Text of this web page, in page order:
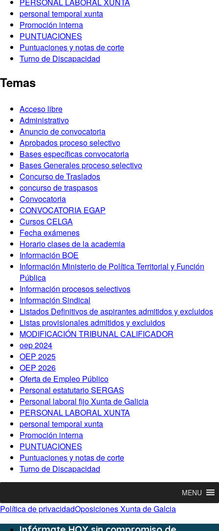
personal temporal xunta
Promoción interna
PUNTUACIONES
Puntuaciones y notas de corte
Turno de Discapacidad
Temas
Acceso libre
Administrativo
Anuncio de convocatoria
Aprobados proceso selectivo
Bases específicas convocatoria
Bases Generales proceso selectivo
Concurso de Traslados
concurso de traspasos
Convocatoria
CONVOCATORIA EGAP
Cursos CELGA
Fecha exámenes
Horario clases de la academia
Información BOE
Información Ministerio de Política Territorial y Función
Pública
Información procesos selectivos
Información Sindical
Listados Definitivos de aspirantes admitidos y excluidos
Listas provisionales admitidos y excluidos
MODIFICACIÓN TRIBUNAL CALIFICADOR
oep 2024
OEP 2025
OEP 2026
Oferta de Empleo Público
Personal estatutario SERGAS
Personal laboral fijo Xunta de Galicia
PERSONAL LABORAL XUNTA
personal temporal xunta
Promoción interna
PUNTUACIONES
Puntuaciones y notas de corte
Turno de Discapacidad
MENU
Política de privacidadOposiciones Xunta de Galcia